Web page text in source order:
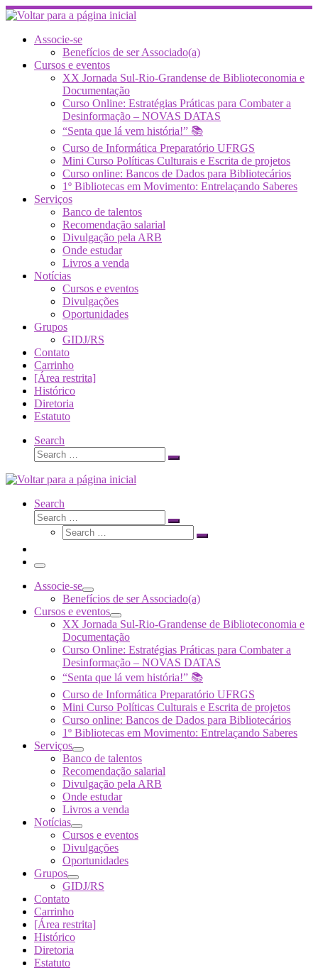
Skip
to
contentAssocie-se
Benefícios de ser Associado(a)
Cursos e eventos
XX Jornada Sul-Rio-Grandense de Biblioteconomia e
Documentação
Curso Online: Estratégias Práticas para Combater a
Desinformação – NOVAS DATAS
“Senta que lá vem história!” 📚
Curso de Informática Preparatório UFRGS
Mini Curso Políticas Culturais e Escrita de projetos
Curso online: Bancos de Dados para Bibliotecários
1º Bibliotecas em Movimento: Entrelaçando Saberes
Serviços
Banco de talentos
Recomendação salarial
Divulgação pela ARB
Onde estudar
Livros a venda
Notícias
Cursos e eventos
Divulgações
Oportunidades
Grupos
GIDJ/RS
Contato
Carrinho
[Área restrita]
Histórico
Diretoria
Estatuto
Search
Search
Search
Search
Search
Search
Search
Search
Menu
Associe-se
Benefícios de ser Associado(a)
Cursos e eventos
XX Jornada Sul-Rio-Grandense de Biblioteconomia e
Documentação
Curso Online: Estratégias Práticas para Combater a
Desinformação – NOVAS DATAS
“Senta que lá vem história!” 📚
Curso de Informática Preparatório UFRGS
Mini Curso Políticas Culturais e Escrita de projetos
Curso online: Bancos de Dados para Bibliotecários
1º Bibliotecas em Movimento: Entrelaçando Saberes
Serviços
Banco de talentos
Recomendação salarial
Divulgação pela ARB
Onde estudar
Livros a venda
Notícias
Cursos e eventos
Divulgações
Oportunidades
Grupos
GIDJ/RS
Contato
Carrinho
[Área restrita]
Histórico
Diretoria
Estatuto